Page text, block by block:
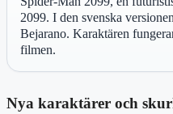
2099. I den svenska
Bejarano. Karaktären
filmen.
Nya karaktärer och